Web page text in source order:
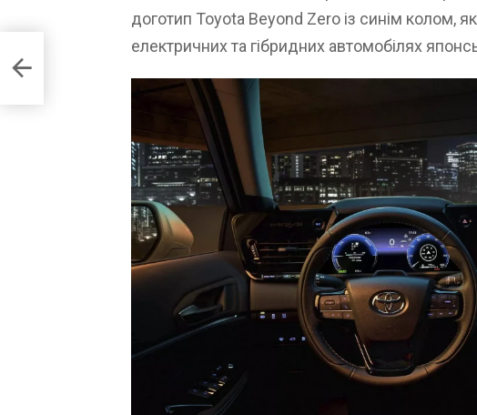
доготип Toyota Beyond Zero із синім колом,
електричних та гібридних автомобілях